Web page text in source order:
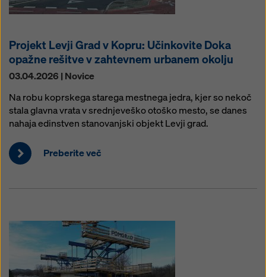
Projekt Levji Grad v Kopru: Učinkovite Doka
opažne rešitve v zahtevnem urbanem okolju
03.04.2026 | Novice
Na robu koprskega starega mestnega jedra, kjer so nekoč
stala glavna vrata v srednjeveško otoško mesto, se danes
nahaja edinstven stanovanjski objekt Levji grad.
Preberite več